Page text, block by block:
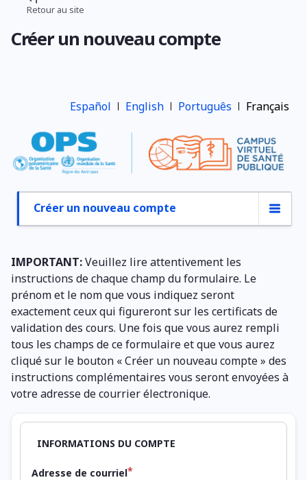
Aller
contenu
d'Ariane
Retour au site
Créer un nouveau compte
Español English Português Français
Onglets
Créer un nouveau compte
IMPORTANT:Veuillez lire attentivement les
instructions de chaque champ du formulaire. Le
prénom et le nom que vous indiquez seront
exactement ceux qui figureront sur les certificats de
validation des cours. Une fois que vous aurez rempli
tous les champs de ce formulaire et que vous aurez
cliqué sur le bouton « Créer un nouveau compte » des
instructions complémentaires vous seront envoyées à
votre adresse de courrier électronique.
Adresse de courriel